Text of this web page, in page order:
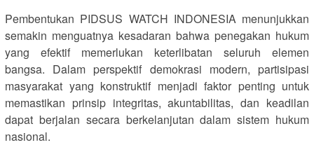
Pembentukan PIDSUS WATCH INDONESIA menunjukkan
semakin menguatnya kesadaran bahwa penegakan hukum
yang efektif memerlukan keterlibatan seluruh elemen
bangsa. Dalam perspektif demokrasi modern, partisipasi
masyarakat yang konstruktif menjadi faktor penting untuk
memastikan prinsip integritas, akuntabilitas, dan keadilan
dapat berjalan secara berkelanjutan dalam sistem hukum
nasional.